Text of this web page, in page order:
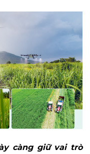
càng giữ vai trò